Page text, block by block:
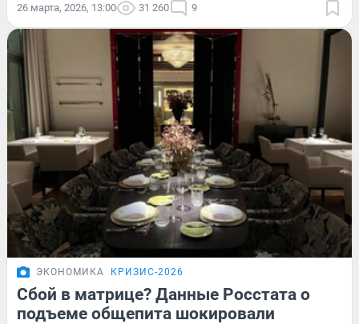
26 марта, 2026, 13:00 31 260 9
ЭКОНОМИКА КРИЗИС-2026
Сбой в матрице? Данные Росстата о
подъеме общепита шокировали